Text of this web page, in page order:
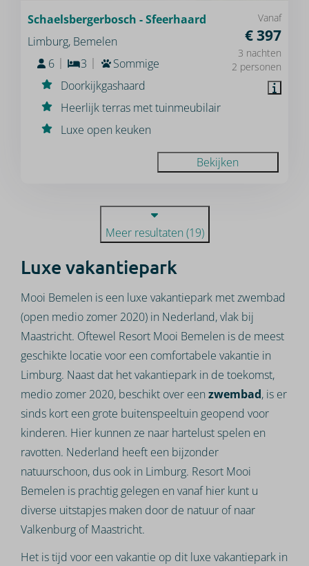
Vanaf
€ 397
3 nachten
2 personen
Schaelsbergerbosch - Sfeerhaard
Limburg, Bemelen
6
3
Sommige
Doorkijkgashaard
Heerlijk terras met tuinmeubilair
Luxe open keuken
Bekijken
Meer resultaten (19)
Luxe vakantiepark
Mooi Bemelen is een luxe vakantiepark met zwembad
(open medio zomer 2020) in Nederland, vlak bij
Maastricht. Oftewel Resort Mooi Bemelen is de meest
geschikte locatie voor een comfortabele vakantie in
Limburg. Naast dat het vakantiepark in de toekomst,
medio zomer 2020, beschikt over eenzwembad, is er
sinds kort een grote buitenspeeltuin geopend voor
kinderen. Hier kunnen ze naar hartelust spelen en
ravotten. Nederland heeft een bijzonder
natuurschoon, dus ook in Limburg. Resort Mooi
Bemelen is prachtig gelegen en vanaf hier kunt u
diverse uitstapjes maken door de natuur of naar
Valkenburg of Maastricht.
Het is tijd voor een vakantie op dit luxe vakantiepark in